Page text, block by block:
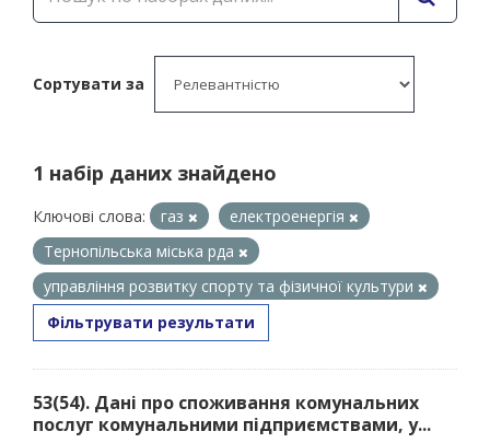
Сортувати за
1 набір даних знайдено
Ключові слова: газ
електроенергія
Тернопільська міська рда
управління розвитку спорту та фізичної культури
Фільтрувати результати
53(54). Дані про споживання комунальних
послуг комунальними підприємствами, у...